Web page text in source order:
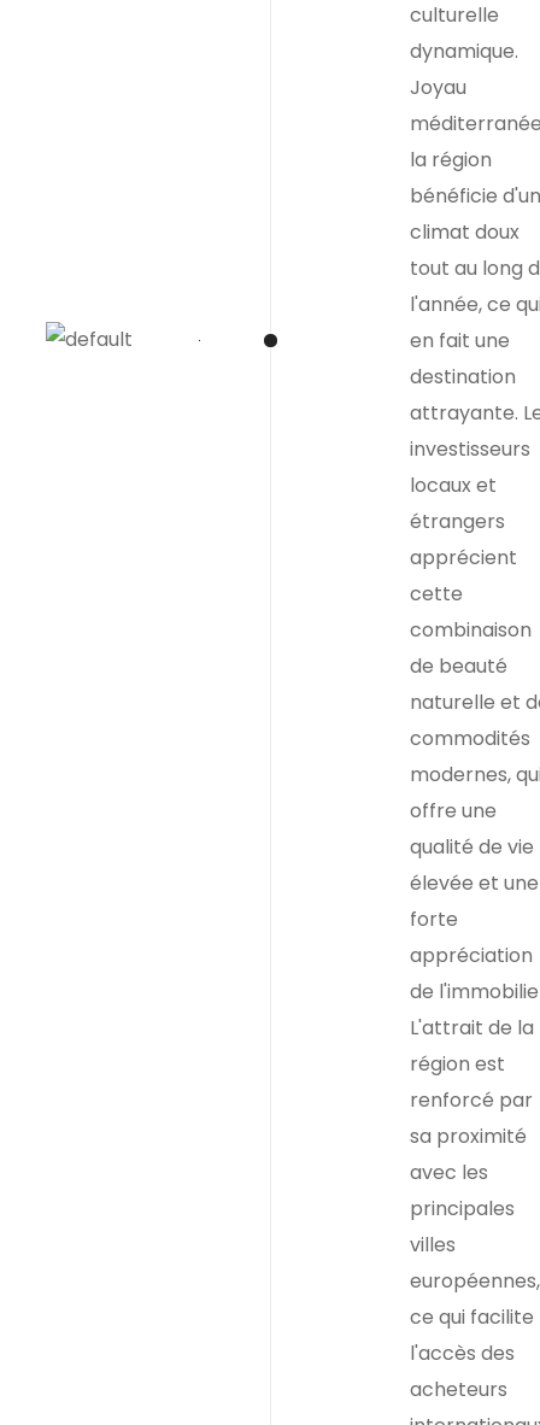
culturelle
dynamique.
Joyau
la région
bénéficie d'un
climat doux
tout au long
l'année, ce
en fait une
destination
attrayante.
investisseurs
locaux et
étrangers
apprécient
cette
combinaison
de beauté
naturelle et
commodités
modernes,
offre une
qualité de vie
élevée et une
forte
appréciation
de
L'attrait de la
région est
renforcé par
sa proximité
avec les
principales
villes
européennes,
ce qui facilite
l'accès des
acheteurs